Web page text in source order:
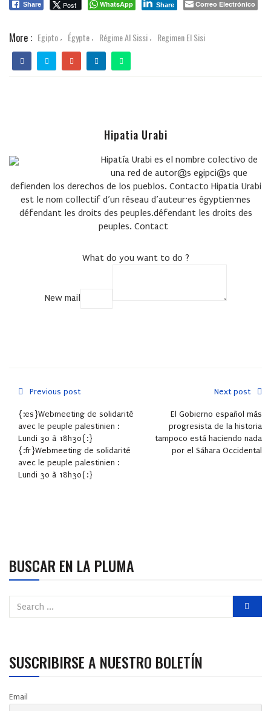
Share Post WhatsApp Share Correo Electrónico
More : Egipto , Égypte , Régime Al Sissi , Regimen El Sisi
Hipatia Urabi
Hipatía Urabi es el nombre colectivo de
una red de autor@s egipci@s que
defienden los derechos de los pueblos. Contacto Hipatia Urabi
est le nom collectif d’un réseau d’auteur·es égyptien·nes
défendant les droits des peuples.défendant les droits des
peuples. Contact
What do you want to do ?
New mail
Previous post
{:es}Webmeeting de solidarité
avec le peuple palestinien :
Lundi 30 à 18h30{:}
{:fr}Webmeeting de solidarité
avec le peuple palestinien :
Lundi 30 à 18h30{:}
Next post
El Gobierno español más
progresista de la historia
tampoco está haciendo nada
por el Sáhara Occidental
BUSCAR EN LA PLUMA
SUSCRIBIRSE A NUESTRO BOLETÍN
Email